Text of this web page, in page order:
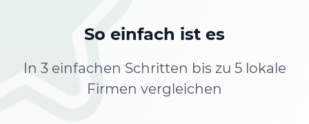
So einfach ist es
In 3 einfachen Schritten bis zu 5 lokale
Firmen vergleichen